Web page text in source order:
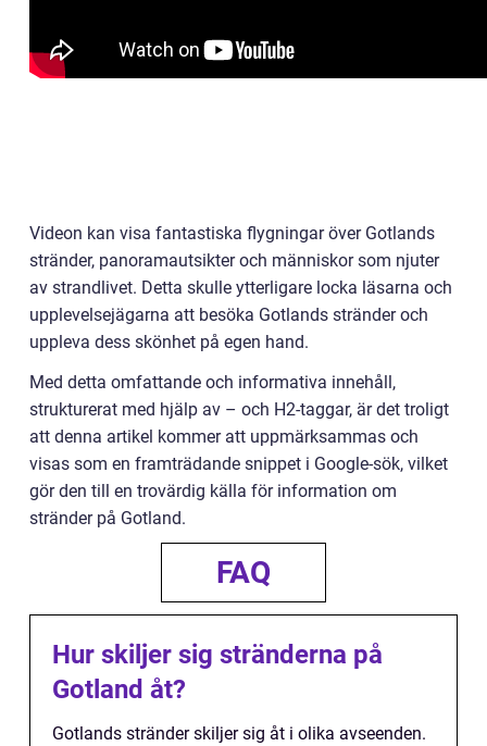
Videon kan visa fantastiska flygningar över Gotlands
stränder, panoramautsikter och människor som njuter
av strandlivet. Detta skulle ytterligare locka läsarna och
upplevelsejägarna att besöka Gotlands stränder och
uppleva dess skönhet på egen hand.
Med detta omfattande och informativa innehåll,
strukturerat med hjälp av – och H2-taggar, är det troligt
att denna artikel kommer att uppmärksammas och
visas som en framträdande snippet i Google-sök, vilket
gör den till en trovärdig källa för information om
stränder på Gotland.
FAQ
Hur skiljer sig stränderna på
Gotland åt?
Gotlands stränder skiljer sig åt i olika avseenden.